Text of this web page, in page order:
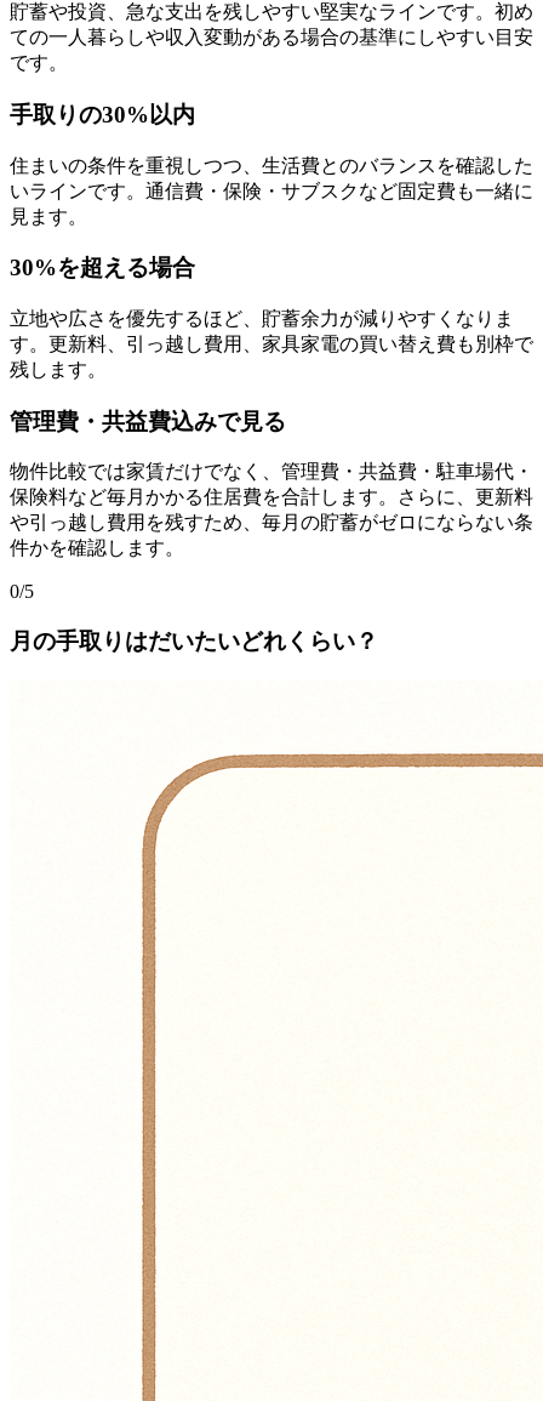
貯蓄や投資、急な支出を残しやすい堅実なラインです。初め
ての一人暮らしや収入変動がある場合の基準にしやすい目安
です。
手取りの30%以内
住まいの条件を重視しつつ、生活費とのバランスを確認した
いラインです。通信費・保険・サブスクなど固定費も一緒に
見ます。
30%を超える場合
立地や広さを優先するほど、貯蓄余力が減りやすくなりま
す。更新料、引っ越し費用、家具家電の買い替え費も別枠で
残します。
管理費・共益費込みで見る
物件比較では家賃だけでなく、管理費・共益費・駐車場代・
保険料など毎月かかる住居費を合計します。さらに、更新料
や引っ越し費用を残すため、毎月の貯蓄がゼロにならない条
件かを確認します。
0/5
月の手取りはだいたいどれくらい？